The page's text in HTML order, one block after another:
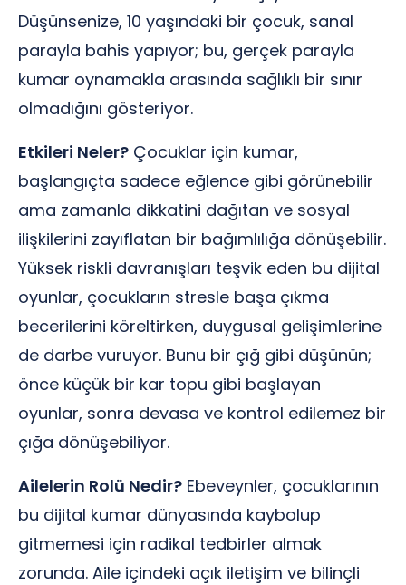
Düşünsenize, 10 yaşındaki bir çocuk, sanal
parayla bahis yapıyor; bu, gerçek parayla
kumar oynamakla arasında sağlıklı bir sınır
olmadığını gösteriyor.
Etkileri Neler? Çocuklar için kumar,
başlangıçta sadece eğlence gibi görünebilir
ama zamanla dikkatini dağıtan ve sosyal
ilişkilerini zayıflatan bir bağımlılığa dönüşebilir.
Yüksek riskli davranışları teşvik eden bu dijital
oyunlar, çocukların stresle başa çıkma
becerilerini köreltirken, duygusal gelişimlerine
de darbe vuruyor. Bunu bir çığ gibi düşünün;
önce küçük bir kar topu gibi başlayan
oyunlar, sonra devasa ve kontrol edilemez bir
çığa dönüşebiliyor.
Ailelerin Rolü Nedir? Ebeveynler, çocuklarının
bu dijital kumar dünyasında kaybolup
gitmemesi için radikal tedbirler almak
zorunda. Aile içindeki açık iletişim ve bilinçli